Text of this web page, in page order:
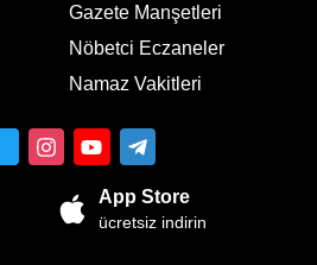
Gazete Manşetleri
Nöbetci Eczaneler
Namaz Vakitleri
App Store
ücretsiz indirin